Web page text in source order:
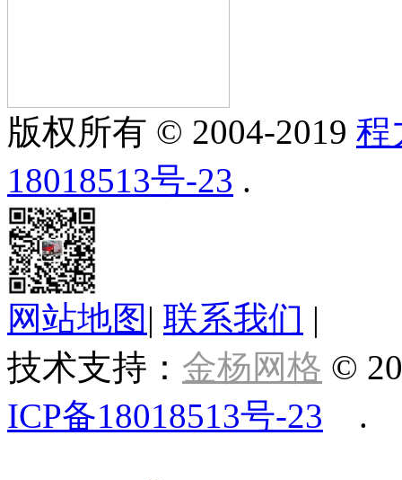
版权所有 © 2004-2019 程
18018513号-23 .
网站地图 | 联系我们 |
技术支持： 金杨网格 ©
ICP备18018513号-23 .